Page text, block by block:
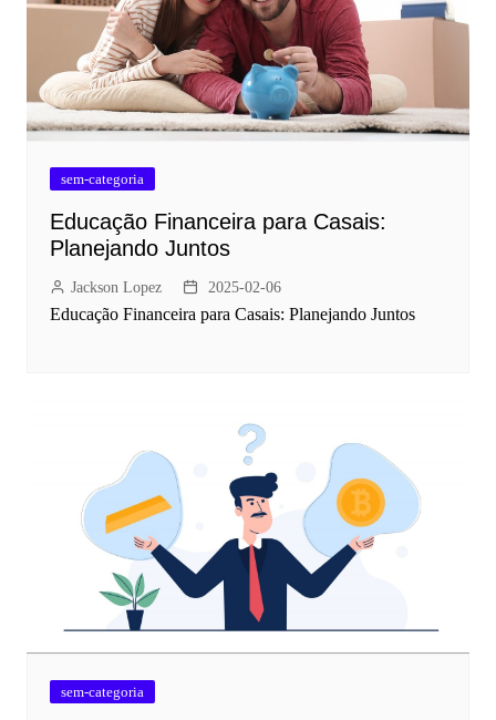
sem-categoria
Educação Financeira para Casais:
Planejando Juntos
Jackson Lopez 2025-02-06
Educação Financeira para Casais: Planejando Juntos
sem-categoria